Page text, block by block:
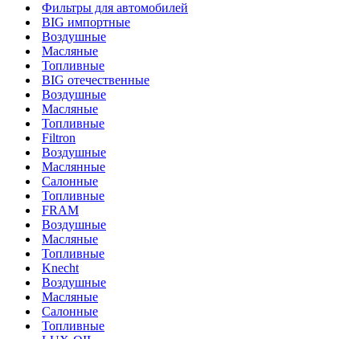
Фильтры для автомобилей
BIG импортные
Воздушные
Масляные
Топливные
BIG отечественные
Воздушные
Масляные
Топливные
Filtron
Воздушные
Маслянные
Салонные
Топливные
FRAM
Воздушные
Масляные
Топливные
Knecht
Воздушные
Масляные
Салонные
Топливные